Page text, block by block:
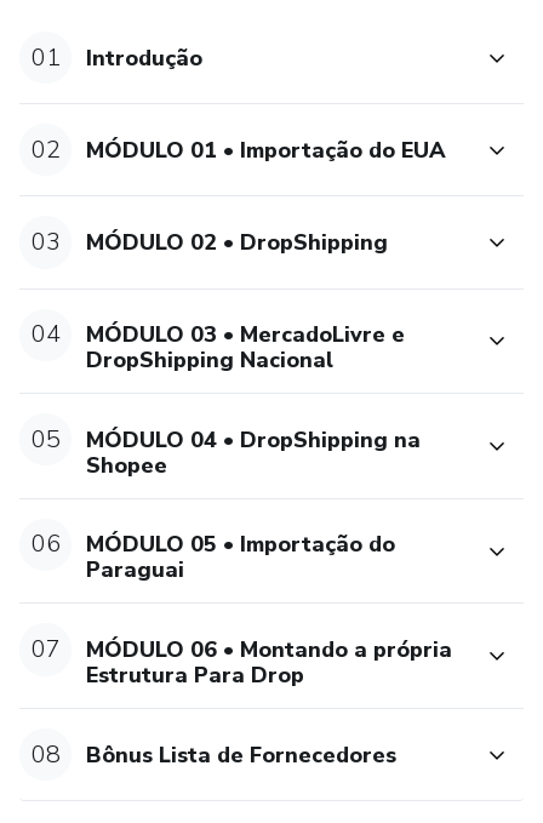
01 Introdução
02 MÓDULO 01 • Importação do EUA
03 MÓDULO 02 • DropShipping
04
MÓDULO 03 • MercadoLivre e
DropShipping Nacional
05
MÓDULO 04 • DropShipping na
Shopee
06
MÓDULO 05 • Importação do
Paraguai
07
MÓDULO 06 • Montando a própria
Estrutura Para Drop
08 Bônus Lista de Fornecedores